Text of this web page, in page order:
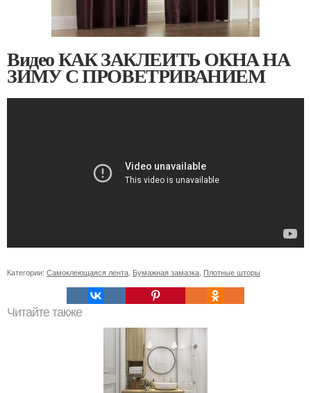
Видео КАК ЗАКЛЕИТЬ ОКНА НА
ЗИМУ С ПРОВЕТРИВАНИЕМ
Категории: Самоклеющаяся лента, Бумажная замазка, Плотные шторы
Читайте также